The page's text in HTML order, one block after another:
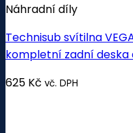
Náhradní díly
Technisub svítilna
kompletní zadní deska
625 Kč vč. DPH